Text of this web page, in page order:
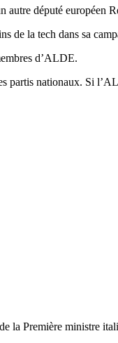
député européen
de la tech dans sa
d’ALDE.
partis nationaux. Si
la Première ministre